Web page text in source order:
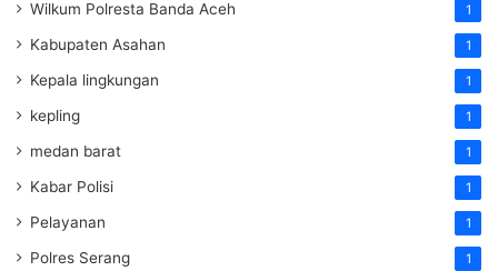
Wilkum Polresta Banda Aceh 1
Kabupaten Asahan 1
Kepala lingkungan 1
kepling 1
medan barat 1
Kabar Polisi 1
Pelayanan 1
Polres Serang 1